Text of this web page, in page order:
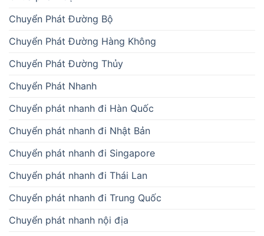
Chuyển Phát Đường Bộ
Chuyển Phát Đường Hàng Không
Chuyển Phát Đường Thủy
Chuyển Phát Nhanh
Chuyển phát nhanh đi Hàn Quốc
Chuyển phát nhanh đi Nhật Bản
Chuyển phát nhanh đi Singapore
Chuyển phát nhanh đi Thái Lan
Chuyển phát nhanh đi Trung Quốc
Chuyển phát nhanh nội địa